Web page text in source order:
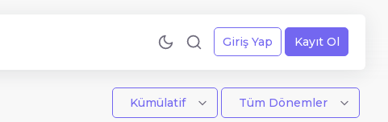
Giriş Yap Kayıt Ol
Kümülatif Tüm Dönemler